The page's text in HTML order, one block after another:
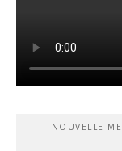
NOUVELLE